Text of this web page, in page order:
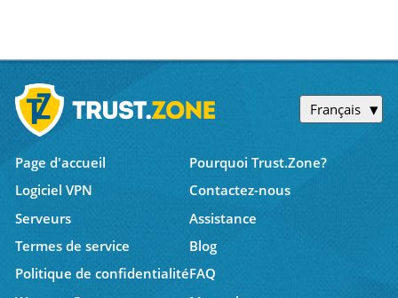
Français
Page d'accueil
Pourquoi Trust.Zone?
Logiciel VPN
Contactez-nous
Serveurs
Assistance
Termes de service
Blog
Politique de confidentialitéFAQ